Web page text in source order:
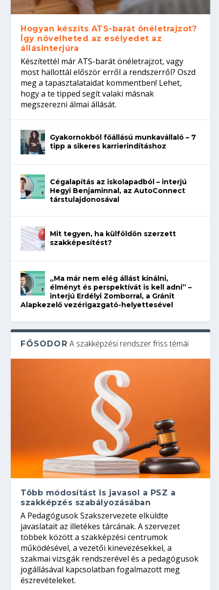
Hogyan készíts ATS-barát önéletrajzot?
Így növelheted az esélyedet az
állásinterjúra
Készítettél már ATS-barát önéletrajzot, vagy
most hallottál először erről a rendszerről? Oszd
meg a tapasztalataidat kommentben! Lehet,
hogy a te tipped segít valaki másnak
megszerezni álmai állását.
Gyakornokból főállású munkavállaló – 7
tipp a sikeres karrierindításhoz
Cégalapítás az iskolapadból – interjú
Hegyi Benjaminnal, az AutoConnect
társtulajdonosával
Mit tegyen, ha külföldön szerzett
szakképesítést?
„Ma már nem elég állást kínálni,
élményt és perspektívát is kell adni” –
interjú Erdélyi Zomborral, a Gránit
Alapkezelő vezérigazgató-helyettesével
FŐSODOR A szakképzési rendszer friss témái
Több módosítást is javasol a PSZ a
szakképzés szabályozásában
A Pedagógusok Szakszervezete elküldte
javaslatait az illetékes tárcának. A szervezet
többek között a szakképzési centrumok
működésével, a vezetői kinevezésekkel, a
szakmai vizsgák rendszerével és a pedagógusok
jogállásával kapcsolatban fogalmazott meg
észrevételeket.